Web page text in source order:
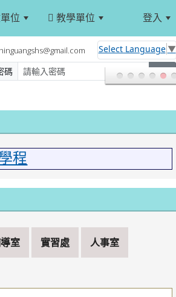
位 教學單位 登入
Select Language ▼
碼
登入